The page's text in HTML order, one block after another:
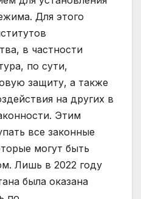
Для этого
в частности
по сути,
защиту, а также
на других в
Этим
все законные
могут быть
Лишь в 2022 году
была оказана